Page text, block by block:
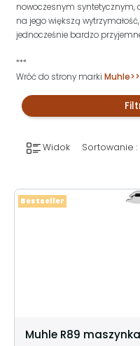
nowoczesnym syntetycznym,
na jego większą
jednocześnie bardzo
***
Wróć do strony marki Muhle>>
Widok Sortowanie
Muhle R89
Bestseller